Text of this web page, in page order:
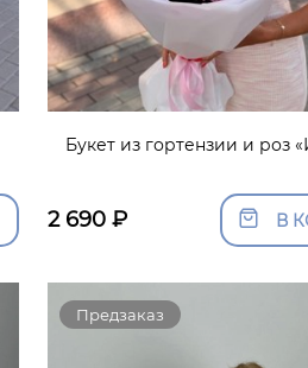
Букет из гортензии и роз
2 690₽ В
Предзаказ